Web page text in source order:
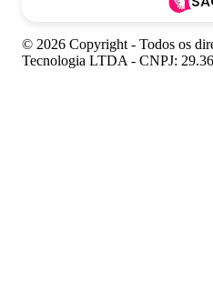
© 2026 Copyright - Todos os
Tecnologia LTDA - CNPJ: